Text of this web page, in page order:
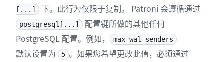
[...]
下。此行为仅限于复制。 Patroni 会遵循通过
postgresql[...]
配置键所做的其他任何
PostgreSQL 配置。例如，
max_wal_senders
默认设置为 5 。如果您希望更改此值，必须通过